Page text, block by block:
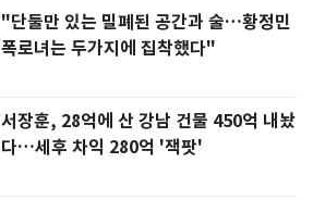
"단둘만 있는 밀폐된 공간과 술…황정민
폭로녀는 두가지에 집착했다"
서장훈, 28억에 산 강남 건물 450억 내놨
다…세후 차익 280억 '잭팟'